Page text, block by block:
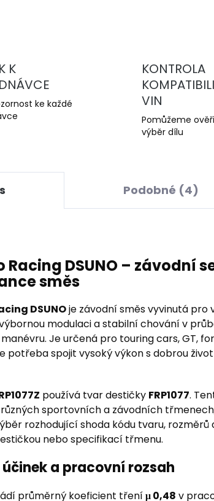
K
ke každé
KONTROLA
VIN
Pomůžeme
výběr dílu
Podobné (4)
Racing DSUNO – závodní
směs
DSUNOje závodní směs vyvinutá pro
modulaci a stabilní chování v
Je určená pro touring cars, GT,
potřeba spojit vysoký výkon s dobrou
používá tvar destičky FRP1077.
sportovních a závodních
rozhodující shoda kódu tvaru, rozměrů
nebo specifikací třmenu.
účinek a pracovní rozsah
průměrný koeficient třeníμ 0,48 v